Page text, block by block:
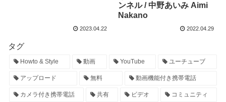
2023.04.22
ンネル / 中野あいみ Aimi
Nakano
2022.04.29
タグ
Howto & Style 動画 YouTube ユーチューブ
アップロード 無料 動画機能付き携帯電話
カメラ付き携帯電話 共有 ビデオ コミュニティ